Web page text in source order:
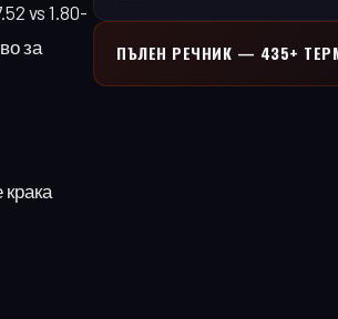
vs 1.80-
за
крака
ПЪЛЕН РЕЧНИК — 435+